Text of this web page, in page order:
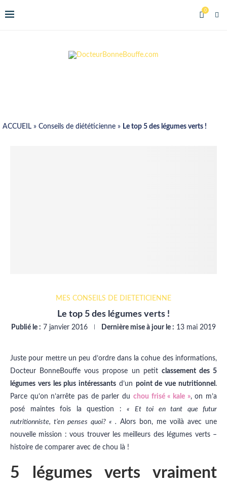
0
ACCUEIL » Conseils de diététicienne » Le top 5 des légumes verts !
MES CONSEILS DE DIÉTÉTICIENNE
Le top 5 des légumes verts !
Publié le : 7 janvier 2016 Dernière mise à jour le : 13 mai 2019
Juste pour mettre un peu d’ordre dans la cohue des informations,
Docteur BonneBouffe vous propose un petit classement des 5
légumes vers les plus intéressants d’un point de vue nutritionnel .
Parce qu’on n’arrête pas de parler du chou frisé « kale », on m’a
posé maintes fois la question : « Et toi en tant que futur
nutritionniste, t’en penses quoi? « . Alors bon, me voilà avec une
nouvelle mission : vous trouver les meilleurs des légumes verts –
histoire de comparer avec de chou là !
5 légumes verts vraiment